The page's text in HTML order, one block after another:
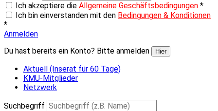
Ich akzeptiere die Allgemeine Geschäftsbedingungen *
Ich bin einverstanden mit den Bedingungen & Konditionen
*
Anmelden
Du hast bereits ein Konto? Bitte anmelden
Hier
Aktuell (Inserat für 60 Tage)
KMU-Mitglieder
Netzwerk
Suchbegriff